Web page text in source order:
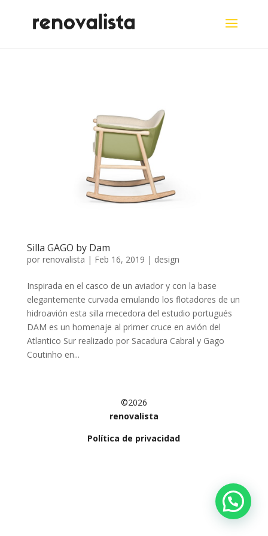
Silla GAGO by Dam
por renovalista | Feb 16, 2019 | design
Inspirada en el casco de un aviador y con la base
elegantemente curvada emulando los flotadores de un
hidroavión esta silla mecedora del estudio portugués
DAM es un homenaje al primer cruce en avión del
Atlantico Sur realizado por Sacadura Cabral y Gago
Coutinho en...
©2026
renovalista
Política de privacidad